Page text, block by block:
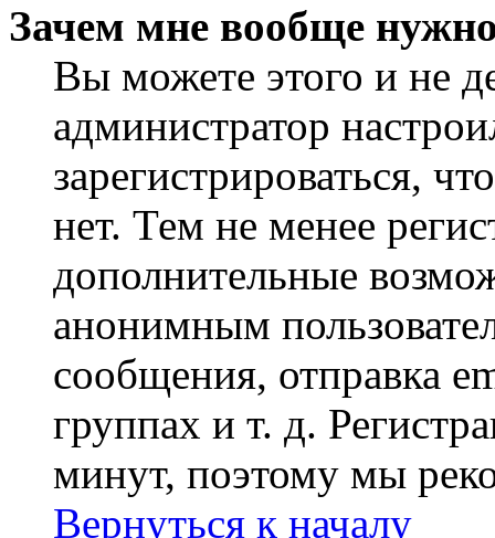
Зачем мне вообще
Вы можете этого и не
администратор
зарегистрироваться,
нет. Тем не менее
дополнительные
анонимным
сообщения, отправка
группах и т. д.
минут, поэтому мы
Вернуться к началу